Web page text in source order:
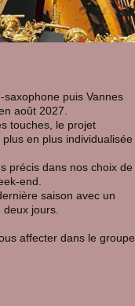
puis Vannes
août 2027.
touches, le projet
en plus individualisée
précis dans nos choix de
end.
saison avec un
jours.
affecter dans le groupe